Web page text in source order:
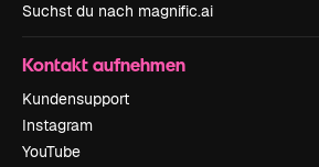
Suchst du nach magnific.ai
Kontakt aufnehmen
Kundensupport
Instagram
YouTube